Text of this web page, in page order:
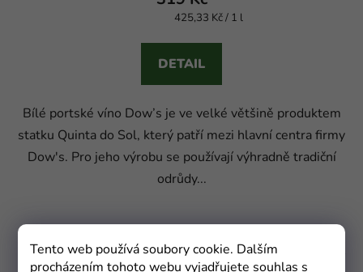
Tento web používá soubory cookie. Dalším
procházením tohoto webu vyjadřujete souhlas s
425,33 Kč / 1 l
DETAIL
Bílé portské víno Dow’s je ve velké většině produktem
statku Quinta do Sol, který patří mezi hlavní centra firmy
Dow's. Pro jeho výrobu se používají výhradně tradiční
odrůdy...